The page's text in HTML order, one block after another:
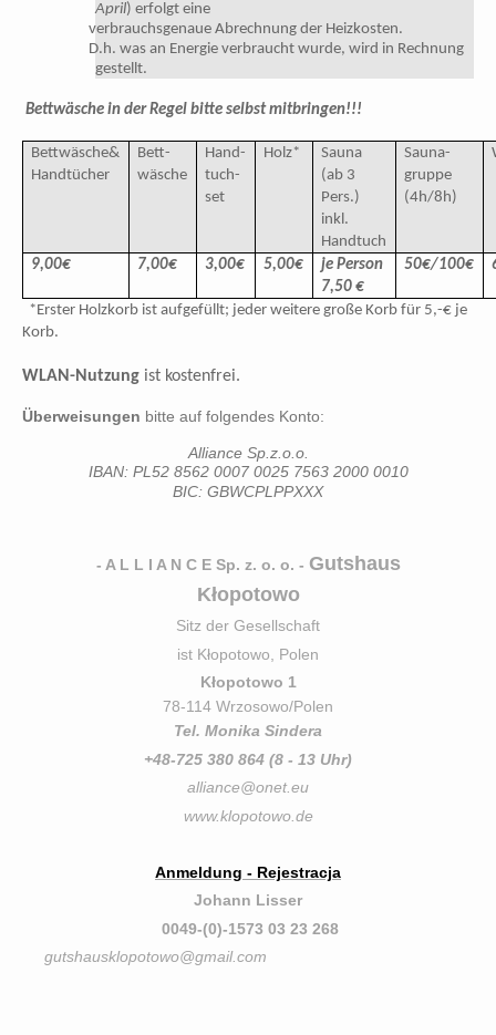
April) erfolgt eine
verbrauchsgenaue Abrechnung der Heizkosten.
D.h. was an Energie verbraucht wurde, wird in Rechnung
gestellt.
Bettwäsche in der Regel bitte selbst mitbringen!!!
Bettwäsche&
Handtücher
Bett-
wäsche
Hand-
tuch-
set
Holz*
Sauna
(ab 3
Pers.)
inkl.
Handtuch
Sauna-
gruppe
(4h/8h)
9,00€ 7,00€ 3,00€ 5,00€
je Person
7,50 €
50€/100€
*Erster Holzkorb ist aufgefüllt; jeder weitere große Korb für 5,-€ je
Korb.
WLAN-Nutzung ist kostenfrei.
Überweisungen bitte auf folgendes Konto:
Alliance Sp.z.o.o.
IBAN: PL52 8562 0007 0025 7563 2000 0010
BIC: GBWCPLPPXXX
- A L L I A N C E Sp. z. o. o. - Gutshaus
Kłopotowo
Sitz der Gesellschaft
ist Kłopotowo, Polen
Kłopotowo 1
78-114 Wrzosowo/Polen
Tel. Monika Sindera
+48-725 380 864 (8 - 13 Uhr)
alliance@onet.eu
www.klopotowo.de
Anmeldung - Rejestracja
Johann Lisser
0049-(0)-1573 03 23 268
gutshausklopotowo@gmail.com